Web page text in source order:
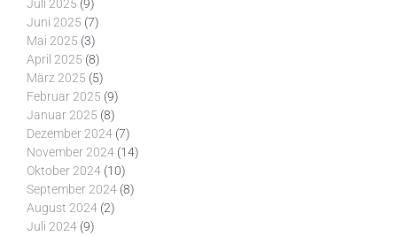
Juli 2025 (9)
Juni 2025 (7)
Mai 2025 (3)
April 2025 (8)
März 2025 (5)
Februar 2025 (9)
Januar 2025 (8)
Dezember 2024 (7)
November 2024 (14)
Oktober 2024 (10)
September 2024 (8)
August 2024 (2)
Juli 2024 (9)